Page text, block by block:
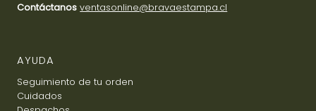
Contáctanos ventasonline@bravaestampa.cl
AYUDA
Seguimiento de tu orden
Cuidados